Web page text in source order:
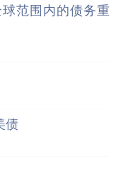
范围内的债务重
债